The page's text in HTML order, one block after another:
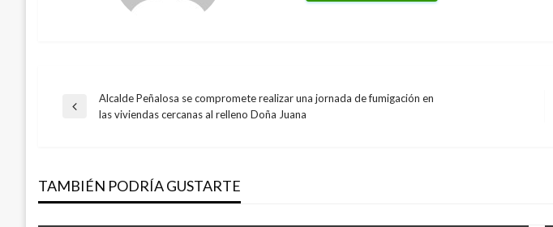
Navegación
entradas
Entrada
Alcalde Peñalosa se compromete realizar una jornada de fumigación en
las viviendas cercanas al relleno Doña Juana
TAMBIÉN PODRÍA GUSTARTE